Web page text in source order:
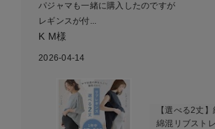
パジャマも一緒に購入したのですが
レギンスが付...
K M様
2026-04-14
【選べる2丈
綿混リブスト